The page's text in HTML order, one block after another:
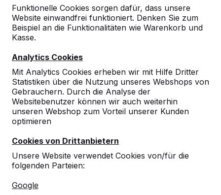
Funktionelle Cookies sorgen dafür, dass unsere
Website einwandfrei funktioniert. Denken Sie zum
Beispiel an die Funktionalitäten wie Warenkorb und
Kasse.
Analytics Cookies
Mit Analytics Cookies erheben wir mit Hilfe Dritter
Statistiken über die Nutzung unseres Webshops von
Gebrauchern. Durch die Analyse der
Websitebenutzer können wir auch weiterhin
unseren Webshop zum Vorteil unserer Kunden
optimieren
Cookies von Drittanbietern
Unsere Website verwendet Cookies von/für die
folgenden Parteien:
Google
10
9
29-04-2025